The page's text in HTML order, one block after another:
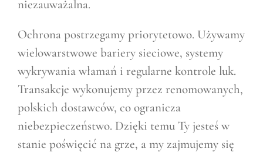
niezauważalna.
Ochrona postrzegamy priorytetowo. Używamy
wielowarstwowe bariery sieciowe, systemy
wykrywania włamań i regularne kontrole luk.
Transakcje wykonujemy przez renomowanych,
polskich dostawców, co ogranicza
niebezpieczeństwo. Dzięki temu Ty jesteś w
stanie poświęcić na grze, a my zajmujemy się